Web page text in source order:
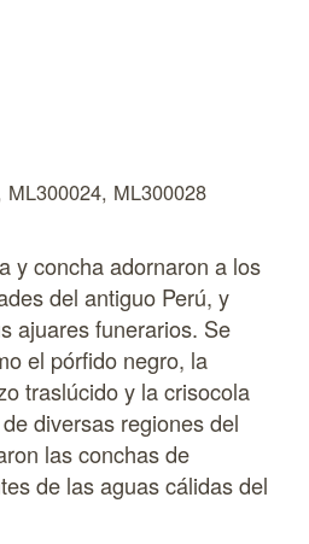
ML300028
y concha adornaron a los
del antiguo Perú, y
ajuares funerarios. Se
el pórfido negro, la
traslúcido y la crisocola
diversas regiones del
las conchas de
de las aguas cálidas del